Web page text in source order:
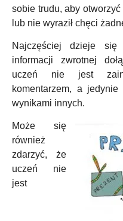
sobie trudu, aby
lub nie wyraził chęci
Najczęściej dzieje
informacji zwrotnej
uczeń nie jest
komentarzem, a
wynikami innych.
Może się
również
zdarzyć, że
uczeń nie
jest